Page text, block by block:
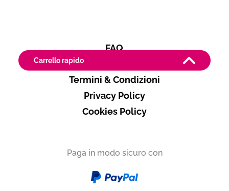
Carrello rapido
ANGELI DI VARANO
Vuoi ricevere i tuoi prodotti in
FAQ
Termini & Condizioni
Privacy Policy
Cookies Policy
Paga in modo sicuro con